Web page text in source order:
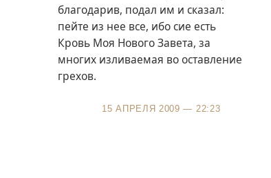
благодарив, подал им и сказал:
пейте из нее все, ибо сие есть
Кровь Моя Нового Завета, за
многих изливаемая во оставление
грехов.
15 АПРЕЛЯ 2009 — 22:23